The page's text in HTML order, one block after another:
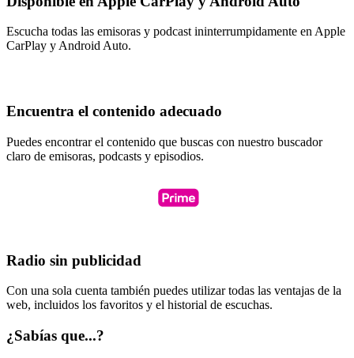
Escucha todas las emisoras y podcast ininterrumpidamente en Apple
CarPlay y Android Auto.
Encuentra el contenido adecuado
Puedes encontrar el contenido que buscas con nuestro buscador
claro de emisoras, podcasts y episodios.
Radio sin publicidad
Con una sola cuenta también puedes utilizar todas las ventajas de la
web, incluidos los favoritos y el historial de escuchas.
¿Sabías que...?